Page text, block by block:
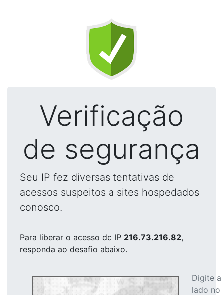
Verificação
de segurança
Seu IP fez diversas tentativas de
acessos suspeitos a sites hospedados
conosco.
Para liberar o acesso do IP 216.73.216.82,
responda ao desafio abaixo.
Digite
lado no